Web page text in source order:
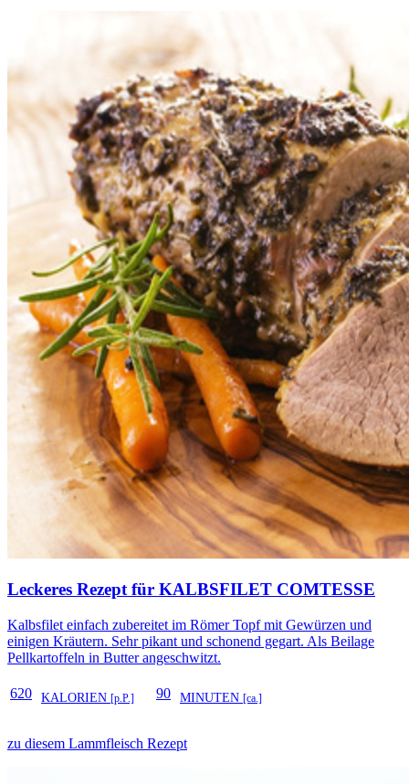
Leckeres Rezept für KALBSFILET COMTESSE
Kalbsfilet einfach zubereitet im Römer Topf mit Gewürzen und
einigen Kräutern. Sehr pikant und schonend gegart. Als Beilage
Pellkartoffeln in Butter angeschwitzt.
620 KALORIEN [p.P.] 90 MINUTEN [ca.]
zu diesem Lammfleisch Rezept